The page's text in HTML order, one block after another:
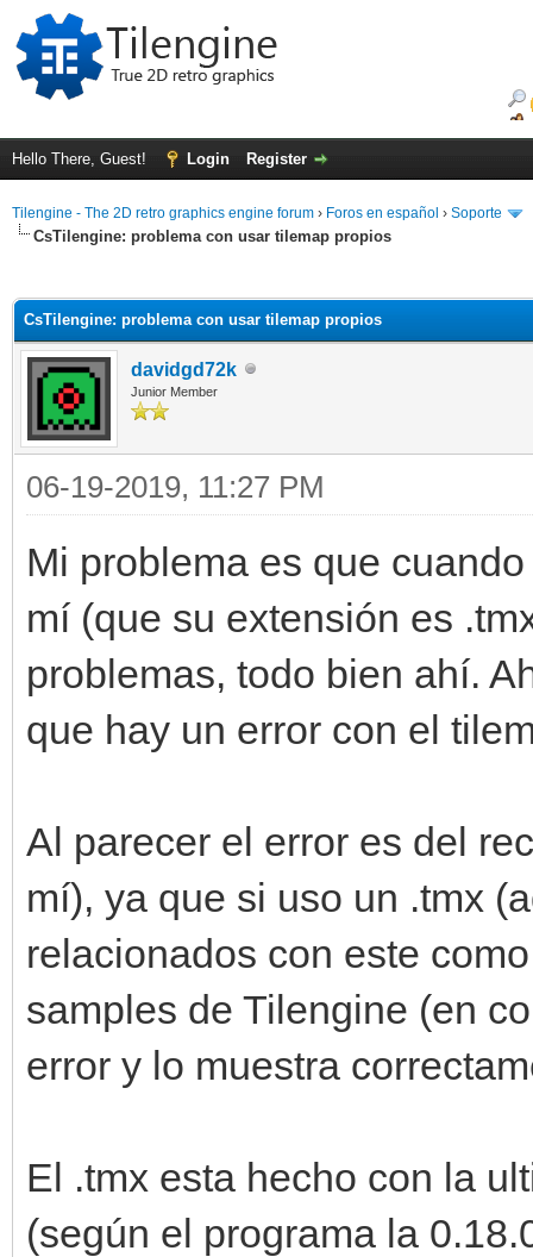
Hello There, Guest! Login Register
Tilengine - The 2D retro graphics engine forum › Foros en español › Soporte
CsTilengine: problema con usar tilemap propios
CsTilengine: problema con usar tilemap propios
davidgd72k
Junior Member
06-19-2019, 11:27 PM
Mi problema es que
mí (que su extensión es
problemas, todo bien ahí.
que hay un error con el
Al parecer el error es del
mí), ya que si uso un .tmx
relacionados con este
samples de Tilengine (en
error y lo muestra
El .tmx esta hecho con la
(según el programa la